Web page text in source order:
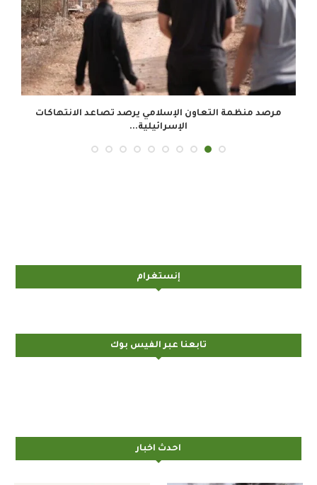
مرصد منظمة التعاون الإسلامي يرصد تصاعد الانتهاكات
الإسرائيلية...
إنستغرام
تابعنا عبر الفيس بوك
احدث اخبار